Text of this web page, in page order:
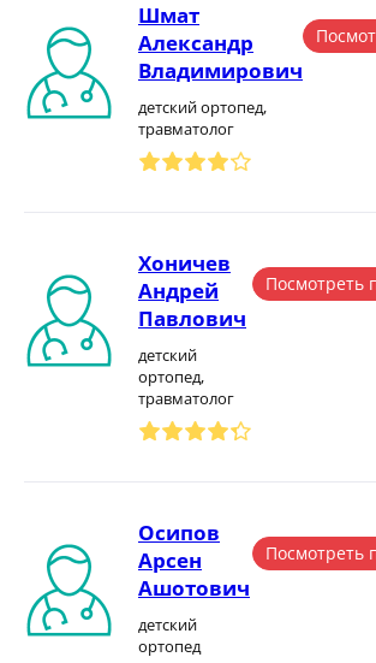
Шмат
Александр
Владимирович
детский ортопед,
травматолог
Хоничев
Андрей
Павлович
детский
ортопед,
травматолог
Посмотреть
Осипов
Арсен
Ашотович
детский
ортопед
Посмотреть